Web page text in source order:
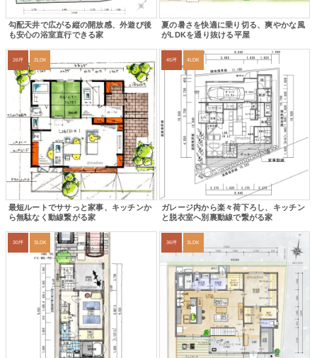
勾配天井で広がる縦の開放感、外遊び後
も安心の浴室直行できる家
夏の暑さを快適に乗り切る、爽やかな風
がLDKを通り抜ける平屋
26坪 2LDK
最短ルートでササっと家事、キッチンか
ら無駄なく動線繋がる家
45坪 4LDK
ガレージ内から楽々荷下ろし、キッチン
と脱衣室へ別裏動線で繋がる家
30坪 3LDK 36坪 3LDK